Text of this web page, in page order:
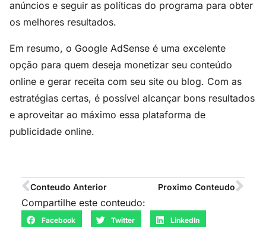
anúncios e seguir as políticas do programa para obter
os melhores resultados.
Em resumo, o Google AdSense é uma excelente
opção para quem deseja monetizar seu conteúdo
online e gerar receita com seu site ou blog. Com as
estratégias certas, é possível alcançar bons resultados
e aproveitar ao máximo essa plataforma de
publicidade online.
Conteudo Anterior Proximo Conteudo
Compartilhe este conteudo:
Facebook Twitter LinkedIn